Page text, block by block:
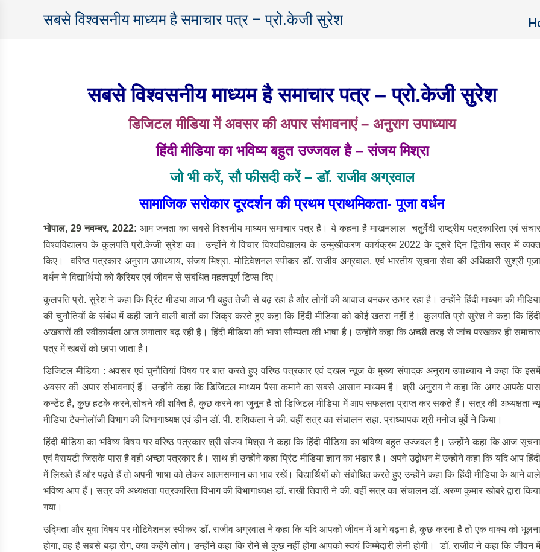
सबसे विश्वसनीय माध्यम है समाचार पत्र – प्रो.केजी सुरेश
सबसे विश्वसनीय माध्यम है समाचार पत्र – प्रो.केजी सुरेश
डिजिटल मीडिया में अवसर की अपार संभावनाएं – अनुराग उपाध्याय
हिंदी मीडिया का भविष्य बहुत उज्जवल है – संजय मिश्रा
जो भी करें, सौ फीसदी करें – डॉ. राजीव अग्रवाल
सामाजिक सरोकार दूरदर्शन की प्रथम प्राथमिकता- पूजा वर्धन
भोपाल, 29 नवम्बर, 2022: आम जनता का सबसे विश्वनीय माध्यम समाचार पत्र है। ये कहना है माखनलाल चतुर्वेदी राष्ट्रीय पत्रकारिता एवं संचार
विश्वविद्यालय के कुलपति प्रो.केजी सुरेश का। उन्होंने ये विचार विश्वविद्यालय के उन्मुखीकरण कार्यक्रम 2022 के दूसरे दिन द्वितीय सत्र में व्यक्त
किए। वरिष्ठ पत्रकार अनुराग उपाध्याय, संजय मिश्रा, मोटिवेशनल स्पीकर डॉ. राजीव अग्रवाल, एवं भारतीय सूचना सेवा की अधिकारी सुश्री पूजा
वर्धन ने विद्यार्थियों को कैरियर एवं जीवन से संबंधित महत्वपूर्ण टिप्स दिए।
कुलपति प्रो. सुरेश ने कहा कि प्रिंट मीडया आज भी बहुत तेजी से बढ़ रहा है और लोगों की आवाज बनकर ऊभर रहा है। उन्होंने हिंदी माध्यम की मीडिया
की चुनौतियों के संबंध में कही जाने वाली बातों का जिक्र करते हुए कहा कि हिंदी मीडिया को कोई खतरा नहीं है। कुलपति प्रो सुरेश ने कहा कि हिंदी
अखबारों की स्वीकार्यता आज लगातार बढ़ रही है। हिंदी मीडिया की भाषा सौम्यता की भाषा है। उन्होंने कहा कि अच्छी तरह से जांच परखकर ही समाचार
पत्र में खबरों को छापा जाता है।
डिजिटल मीडिया : अवसर एवं चुनौतियां विषय पर बात करते हुए वरिष्ठ पत्रकार एवं दखल न्यूज के मुख्य संपादक अनुराग उपाध्याय ने कहा कि इसमें
अवसर की अपार संभावनाएं हैं। उन्होंने कहा कि डिजिटल माध्यम पैसा कमाने का सबसे आसान माध्यम है। श्री अनुराग ने कहा कि अगर आपके पास
कन्टेंट है, कुछ हटके करने,सोचने की शक्ति है, कुछ करने का जुनून है तो डिजिटल मीडिया में आप सफलता प्राप्त कर सकते हैं। सत्र की अध्यक्षता न्यू
मीडिया टैक्नोलॉजी विभाग की विभागाध्यक्ष एवं डीन डॉ. पी. शशिकला ने की, वहीं सत्र का संचालन सहा. प्राध्यापक श्री मनोज धुर्वे ने किया।
हिंदी मीडिया का भविष्य विषय पर वरिष्ठ पत्रकार श्री संजय मिश्रा ने कहा कि हिंदी मीडिया का भविष्य बहुत उज्जवल है। उन्होंने कहा कि आज सूचना
एवं वैरायटी जिसके पास है वही अच्छा पत्रकार है। साथ ही उन्होंने कहा प्रिंट मीडिया ज्ञान का भंडार है। अपने उद्बोधन में उन्होंने कहा कि यदि आप हिंदी
में लिखते हैं और पढ़ते हैं तो अपनी भाषा को लेकर आत्मसम्मान का भाव रखें। विद्यार्थियों को संबोधित करते हुए उन्होंने कहा कि हिंदी मीडिया के आने वाले
भविष्य आप हैं। सत्र की अध्यक्षता पत्रकारिता विभाग की विभागाध्यक्ष डॉ. राखी तिवारी ने की, वहीं सत्र का संचालन डॉ. अरुण कुमार खोबरे द्वारा किया
गया।
उद्मिता और युवा विषय पर मोटिवेशनल स्पीकर डॉ. राजीव अग्रवाल ने कहा कि यदि आपको जीवन में आगे बढ़ना है, कुछ करना है तो एक वाक्य को भूलना
होगा, वह है सबसे बड़ा रोग, क्या कहेंगे लोग। उन्होंने कहा कि रोने से कुछ नहीं होगा आपको स्वयं जिम्मेदारी लेनी होगी। डॉ. राजीव ने कहा कि जीवन में